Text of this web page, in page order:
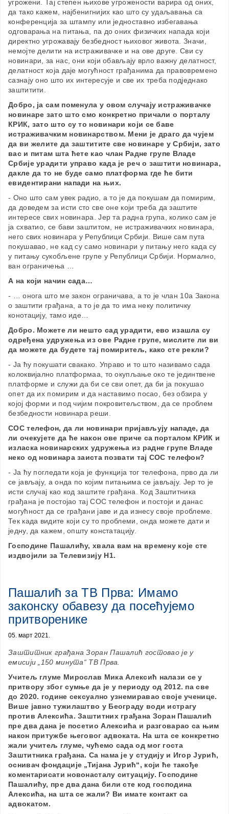
угрожени. Тај степен њихове угрожености варира од оних,
да тако кажем, најбенигнијих као што су удаљавања са
конференција за штампу или једноставно избегавања
одговарања на питања, па до оних физичких напада који
директно угрожавају безбедност њиховог живота. Значи,
немојте делити на истраживачке и на ове друге. Сви су
новинари, за нас, они који обављају врло важну делатност,
делатност која даје могућност грађанима да правовремено
сазнају оно што их интересује и све их треба подједнако
заштитити.
Добро, ја сам поменула у овом случају истраживачке
новинаре зато што смо конкретно причали о порталу
КРИК, зато што су то новинари који се баве
истраживачким новинарством. Мени је драго да чујем
да ви желите да заштитите све новинаре у Србији, зато
вас и питам шта ћете као члан Радне групе Владе
Србије урадити управо када је реч о заштити новинара,
дакле да то не буде само платформа где ће бити
евидентирани напади на њих.
- Оно што сам увек радио, а то је да покушам да помирим,
да доведем за исти сто све оне који треба да заштите
интересе свих новинара. Јер та радна група, колико сам је
ја схватио, се бави заштитом, не истраживачких новинара,
него свих новинара у Републици Србији. Више сам пута
покушавао, не кад су само новинари у питању него када су
у питању сукобљене групе у Републици Србији. Нормално,
ван ограничења …
А на који начин сада…
- … онога што ме закон ограничава, а то је члан 10а Закона
о заштити грађана, а то је да то има неку политичку
конотацију, тамо иде…
Добро. Можете ли нешто сад урадити, ево изашла су
одређена удружења из ове Радне групе, мислите ли ви
да можете да будете тај помиритељ, како сте рекли?
- Ја ћу покушати свакако. Управо и то што називамо сада
колоквијално платформаа, то окупљање око те јединтвене
платформе и служи да би се сви опет, да би ја покушао
опет да их помирим и да наставимо посао, без обзира у
којој форми и под чијим покровитељством, да се проблем
безбедности новинара реши.
СОС телефон, да ли новинари пријављују нападе, да
ли очекујете да ће након ове приче са порталом КРИК и
изласка новинарских удружења из радне групе Владе
неко од новинара заиста позвати тај СОС телефон?
- Ја ћу погледати која је функција тог телефона, прво да ли
се јављају, а онда по којим питањима се јављају. Јер то је
исти случај као код заштите грађана. Код Заштитника
грађана је постојао тај СОС телефон и постоји и данас
могућност да се грађани јаве и да изнесу своје проблеме.
Тек када видите који су то проблеми, онда можете дати и
једну, да кажем, општу констатацију.
Господине Пашалићу, хвала вам на времену које сте
издвојили за Телевизију Н1.
Пашалић за ТВ Прва: Имамо
законску обавезу да посећујемо
притворенике
05. март 2021.
Заштитник грађана Зоран Пашалић гостовао је у
емисији „150 минута“ ТВ Прва.
Учитељ глуме Мирослав Мика Алексић налази се у
притвору због сумње да је у периоду од 2012. па све
до 2020. године сексуално узнемиравао своје ученице.
Више јавно тужилаштво у Београду води истрагу
против Алексића. Заштитних грађана Зоран Пашалић
пре два дана је посетио Алексића и разговарао са њим
након притужбе његовог адвоката. На шта се конкретно
жали учитељ глуме, чућемо сада од мог госта
Заштитника грађана. Са нама је у студију и Игор Јурић,
оснивач фондације „Тијана Јурић“, који ће такође
коментарисати новонасталу ситуацију. Господине
Пашалићу, пре два дана били сте код господина
Алексића, на шта се жали? Ви имате контакт са
адвокатом.